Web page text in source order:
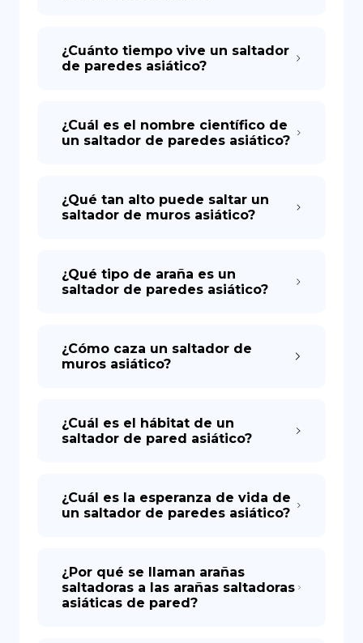
¿Cuánto tiempo vive un saltador
de paredes asiático?
¿Cuál es el nombre científico de
un saltador de paredes asiático?
¿Qué tan alto puede saltar un
saltador de muros asiático?
¿Qué tipo de araña es un
saltador de paredes asiático?
¿Cómo caza un saltador de
muros asiático?
¿Cuál es el hábitat de un
saltador de pared asiático?
¿Cuál es la esperanza de vida de
un saltador de paredes asiático?
¿Por qué se llaman arañas
saltadoras a las arañas saltadoras
asiáticas de pared?